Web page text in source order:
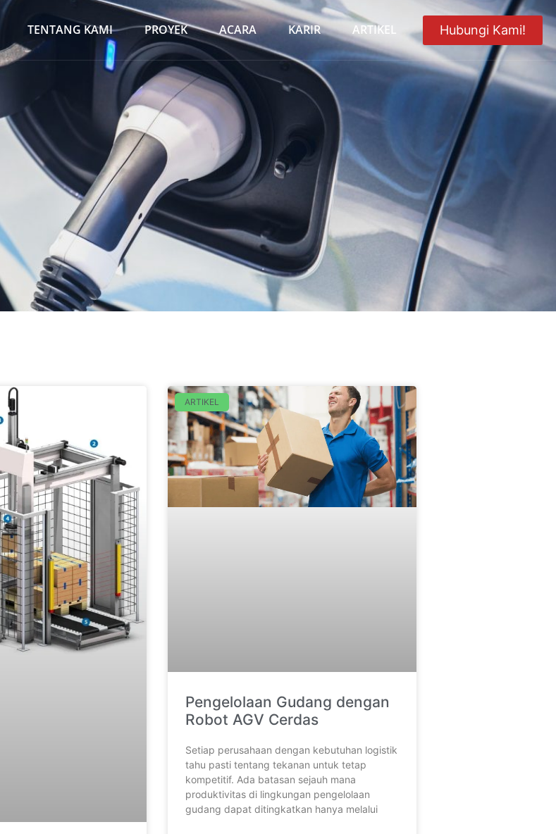
TENTANG KAMI PROYEK ACARA KARIR ARTIKEL Hubungi Kami!
ARTIKEL
Pengelolaan Gudang dengan
Robot AGV Cerdas
Setiap perusahaan dengan kebutuhan logistik
tahu pasti tentang tekanan untuk tetap
kompetitif. Ada batasan sejauh mana
produktivitas di lingkungan pengelolaan
gudang dapat ditingkatkan hanya melalui